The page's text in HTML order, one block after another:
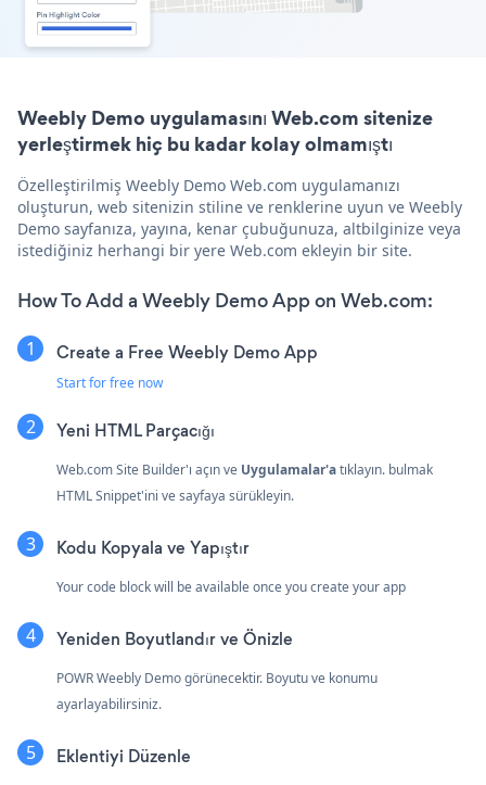
Weebly Demo uygulamasını Web.com sitenize
yerleştirmek hiç bu kadar kolay olmamıştı
Özelleştirilmiş Weebly Demo Web.com uygulamanızı
oluşturun, web sitenizin stiline ve renklerine uyun ve Weebly
Demo sayfanıza, yayına, kenar çubuğunuza, altbilginize veya
istediğiniz herhangi bir yere Web.com ekleyin bir site.
How To Add a Weebly Demo App on Web.com:
Create a Free Weebly Demo App
Start for free now
Yeni HTML Parçacığı
Web.com Site Builder'ı açın ve Uygulamalar'atıklayın. bulmak
HTML Snippet'ini ve sayfaya sürükleyin.
Kodu Kopyala ve Yapıştır
Your code block will be available once you create your app
Yeniden Boyutlandır ve Önizle
POWR Weebly Demo görünecektir. Boyutu ve konumu
ayarlayabilirsiniz.
Eklentiyi Düzenle